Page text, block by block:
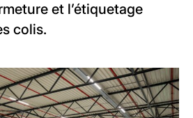
et l’étiquetage
colis.